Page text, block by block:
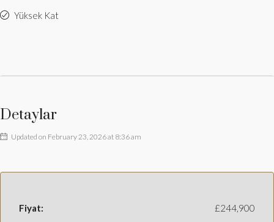
Yüksek Kat
Detaylar
Updated on February 23, 2026 at 8:36 am
Fiyat: £244,900